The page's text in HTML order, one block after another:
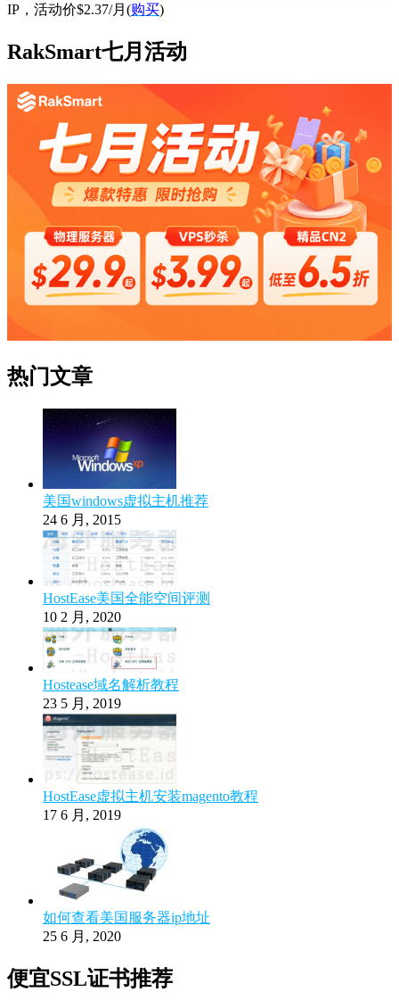
IP，活动价$2.37/月(购买)
RakSmart七月活动
热门文章
美国windows虚拟主机推荐
24 6 月, 2015
HostEase美国全能空间评测
10 2 月, 2020
Hostease域名解析教程
23 5 月, 2019
HostEase虚拟主机安装magento教程
17 6 月, 2019
如何查看美国服务器ip地址
25 6 月, 2020
便宜SSL证书推荐